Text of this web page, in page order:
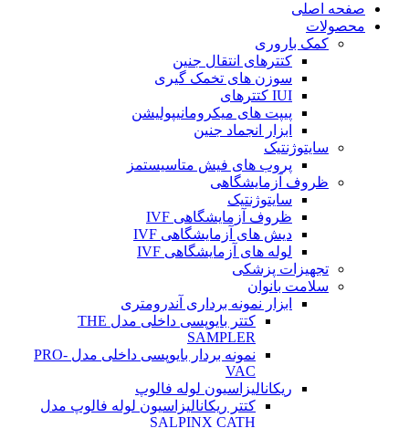
صفحه اصلی
محصولات
کمک باروری
کتترهای انتقال جنین
سوزن های تخمک گیری
IUI کتترهای
پیپت های میکرومانیپولیشن
ابزار انجماد جنین
سایتوژنتیک
پروب های فیش متاسیستمز
ظروف آزمایشگاهی
سایتوژنتیک
ظروف آزمایشگاهی IVF
دیش های آزمایشگاهی IVF
لوله های آزمایشگاهی IVF
تجهیزات پزشکی
سلامت بانوان
ابزار نمونه برداری آندرومتری
کتتر بایوپسی داخلی مدل THE
SAMPLER
نمونه بردار بایوپسی داخلی مدل PRO-
VAC
ریکانالیزاسیون لوله فالوپ
کتتر ریکانالیزاسیون لوله فالوپ مدل
SALPINX CATH